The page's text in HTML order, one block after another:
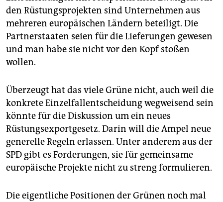
den Rüstungsprojekten sind Unternehmen aus
mehreren europäischen Ländern beteiligt. Die
Partnerstaaten seien für die Lieferungen gewesen
und man habe sie nicht vor den Kopf stoßen
wollen.
Überzeugt hat das viele Grüne nicht, auch weil die
konkrete Einzelfallentscheidung wegweisend sein
könnte für die Diskussion um ein neues
Rüstungsexportgesetz. Darin will die Ampel neue
generelle Regeln erlassen. Unter anderem aus der
SPD gibt es Forderungen, sie für gemeinsame
europäische Projekte nicht zu streng formulieren.
Die eigentliche Positionen der Grünen noch mal